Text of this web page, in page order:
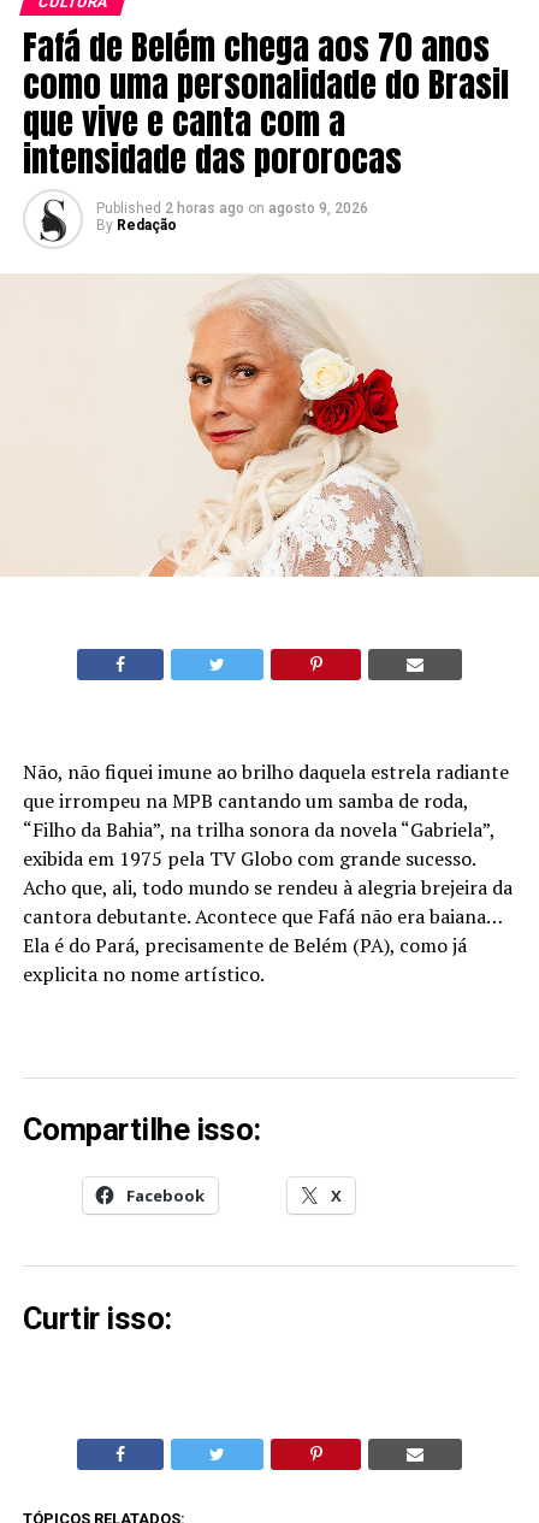
Fafá de Belém chega aos 70 anos
como uma personalidade do Brasil
que vive e canta com a
intensidade das pororocas
Published 2 horas ago on agosto 9, 2026
By Redação
Não, não fiquei imune ao brilho daquela estrela radiante
que irrompeu na MPB cantando um samba de roda,
“Filho da Bahia”, na trilha sonora da novela “Gabriela”,
exibida em 1975 pela TV Globo com grande sucesso.
Acho que, ali, todo mundo se rendeu à alegria brejeira da
cantora debutante. Acontece que Fafá não era baiana…
Ela é do Pará, precisamente de Belém (PA), como já
explicita no nome artístico.
Compartilhe isso:
Facebook X
Curtir isso:
TÓPICOS RELATADOS: